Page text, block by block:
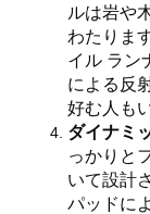
ルは岩や
わたりま
イル ラン
による反
好む人も
ダイナミ
っかりと
いて設計
パッドに